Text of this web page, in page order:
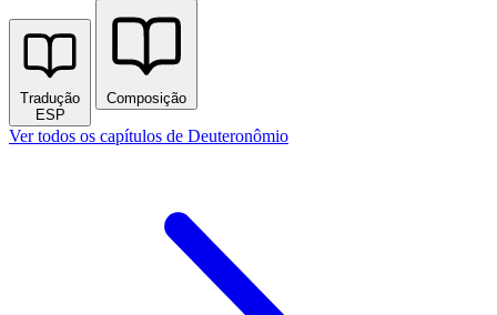
Tradução
ESP
Composição
Ver todos os capítulos de Deuteronômio